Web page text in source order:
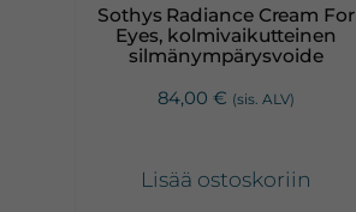
Sothys Radiance Cream For
Eyes, kolmivaikutteinen
silmänympärysvoide
84,00 € (sis. ALV)
Lisää ostoskoriin